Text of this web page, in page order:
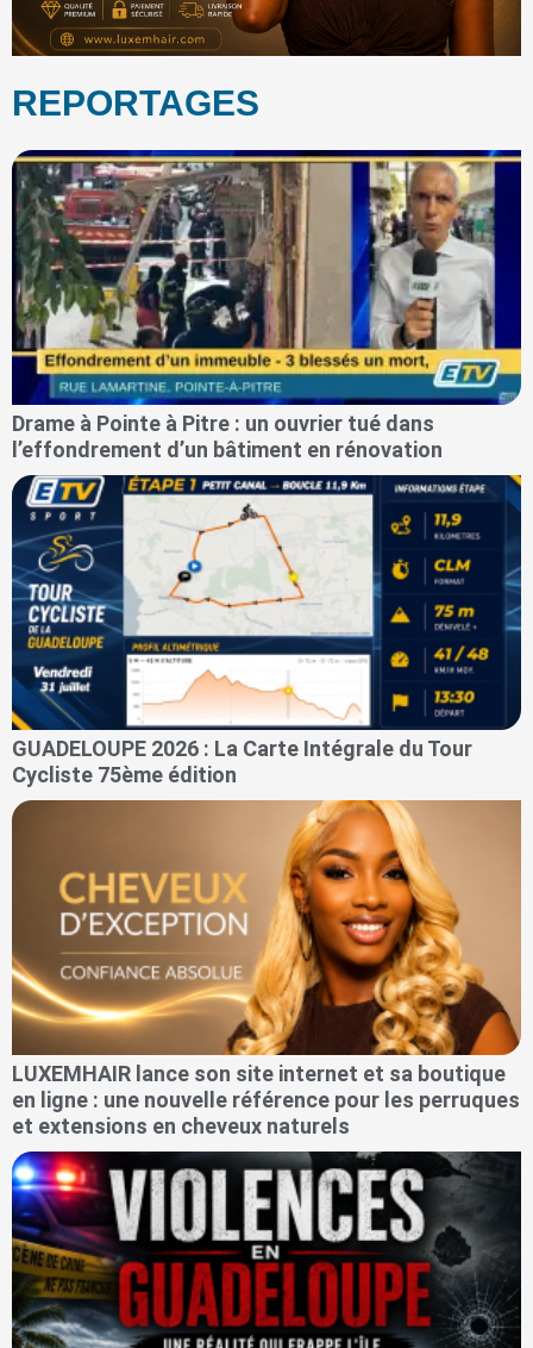
REPORTAGES
Drame à Pointe à Pitre : un ouvrier tué dans
l’effondrement d’un bâtiment en rénovation
GUADELOUPE 2026 : La Carte Intégrale du Tour
Cycliste 75ème édition
LUXEMHAIR lance son site internet et sa boutique
en ligne : une nouvelle référence pour les perruques
et extensions en cheveux naturels